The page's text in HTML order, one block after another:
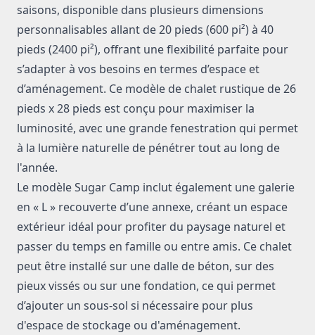
saisons, disponible dans plusieurs dimensions
personnalisables allant de20 pieds (600 pi²) à 40
pieds (2400 pi²), offrant une flexibilité parfaite pour
s’adapter à vos besoins en termes d’espace et
d’aménagement. Ce modèle de chalet rustique de26
pieds x 28 pieds est conçu pour maximiser la
luminosité, avec une grande fenestration qui permet
à la lumière naturelle de pénétrer tout au long de
l'année.
Le modèle Sugar Camp inclut également une galerie
en « L » recouverte d’une annexe, créant un espace
extérieur idéal pour profiter du paysage naturel et
passer du temps en famille ou entre amis. Ce chalet
peut être installé sur une dalle de béton, sur des
pieux vissés ou sur une fondation, ce qui permet
d’ajouter un sous-sol si nécessaire pour plus
d'espace de stockage ou d'aménagement.